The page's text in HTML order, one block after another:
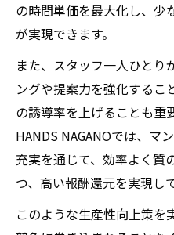
の時間単価を最大化し、少
が実現できます。
また、スタッフ一人ひとり
ングや提案力を強化するこ
の誘導率を上げることも重
HANDS NAGANOでは、マ
充実を通じて、効率よく質
つ、高い報酬還元を実現し
このような生産性向上策を